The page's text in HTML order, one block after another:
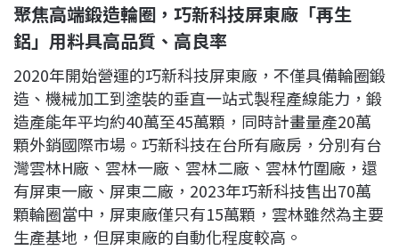
聚焦高端鍛造輪圈， 巧新科技屏東廠「再生
鋁」用料具高品質、高良率
2020年開始營運的巧新科技屏東廠，不僅具備輪圈鍛
造、機械加工到塗裝的垂直一站式製程產線能力，鍛
造產能年平均約40萬至45萬顆，同時計畫量產20萬
顆外銷國際市場。巧新科技在台所有廠房，分別有台
灣雲林H廠、雲林一廠、雲林二廠、雲林竹圍廠，還
有屏東一廠、屏東二廠，2023年巧新科技售出70萬
顆輪圈當中，屏東廠僅只有15萬顆，雲林雖然為主要
生產基地，但屏東廠的自動化程度較高。